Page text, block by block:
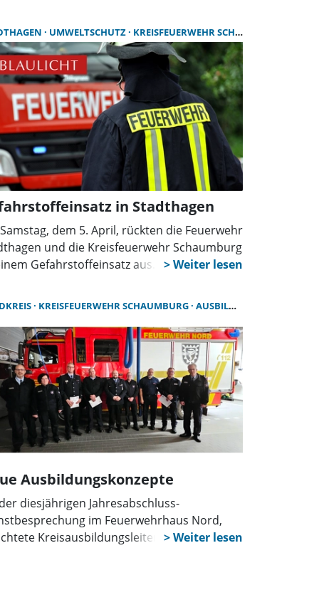
An der Aue und Riehe-
im Einsatz. Unterstützt wurden
der Polizei aus Bad Nenndorf, dem
Team der DLRG Rehburg mit
der Drohnengruppe der
Schaumburg und einem
UMWELTSCHUTZ KREISFEUERWEHR SCHAUMBURG
in Stadthagen
dem 5. April, rückten die Feuerwehr
und die Kreisfeuerwehr Schaumburg
Gefahrstoffeinsatz aus. Laut einer
wurde durch einen Abrollbehälter-
ein Tanklöschfahrzeug und zwei
unterstützt.
darüber, um welchen Gefahrstoff
handelte, liegen der Redaktion derzeit
nicht vor. Der Einsatz dauerte etwa zwei
KREISFEUERWEHR SCHAUMBURG AUSBILDUNG
Ausbildungskonzepte
diesjährigen Jahresabschluss-
im Feuerwehrhaus Nord,
Kreisausbildungsleiterin Brigitte